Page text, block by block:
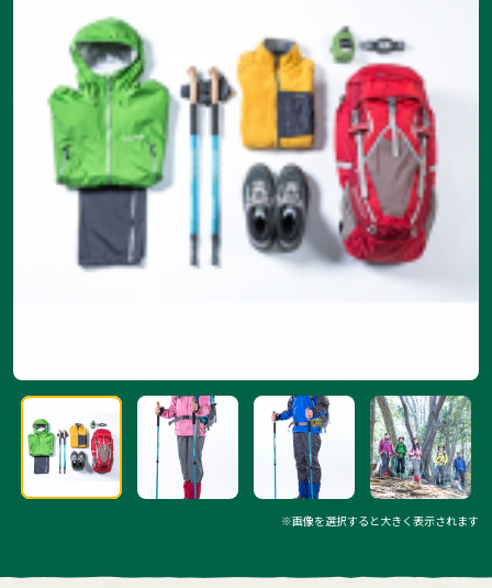
※画像を選択すると大きく表示されます